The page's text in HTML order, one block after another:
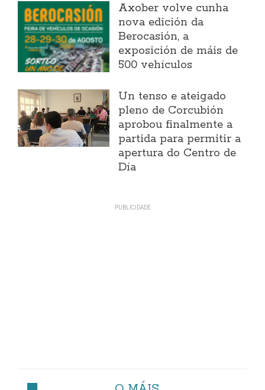
Axober volve cunha
nova edición da
Berocasión, a
exposición de máis de
500 vehículos
Un tenso e ateigado
pleno de Corcubión
aprobou finalmente a
partida para permitir a
apertura do Centro de
Día